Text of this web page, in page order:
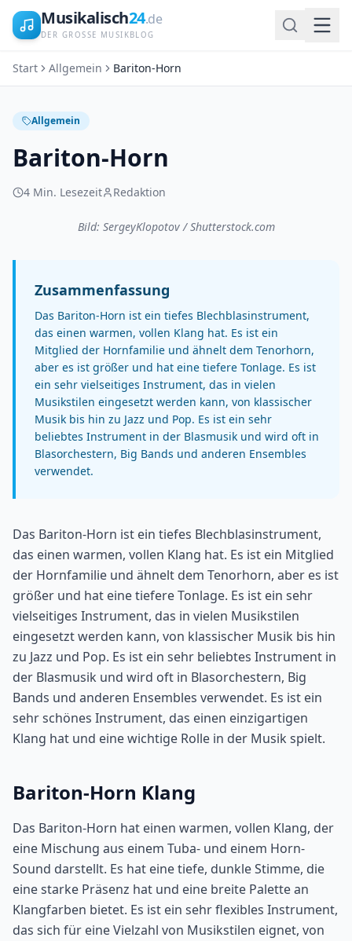
Musikalisch24.de
DER GROSSE MUSIKBLOG
Start Allgemein Bariton-Horn
Allgemein
Bariton-Horn
4 Min. Lesezeit Redaktion
Bild: SergeyKlopotov / Shutterstock.com
Zusammenfassung
Das Bariton-Horn ist ein tiefes Blechblasinstrument,
das einen warmen, vollen Klang hat. Es ist ein
Mitglied der Hornfamilie und ähnelt dem Tenorhorn,
aber es ist größer und hat eine tiefere Tonlage. Es ist
ein sehr vielseitiges Instrument, das in vielen
Musikstilen eingesetzt werden kann, von klassischer
Musik bis hin zu Jazz und Pop. Es ist ein sehr
beliebtes Instrument in der Blasmusik und wird oft in
Blasorchestern, Big Bands und anderen Ensembles
verwendet.
Das Bariton-Horn ist ein tiefes Blechblasinstrument,
das einen warmen, vollen Klang hat. Es ist ein Mitglied
der Hornfamilie und ähnelt dem Tenorhorn, aber es ist
größer und hat eine tiefere Tonlage. Es ist ein sehr
vielseitiges Instrument, das in vielen Musikstilen
eingesetzt werden kann, von klassischer Musik bis hin
zu Jazz und Pop. Es ist ein sehr beliebtes Instrument in
der Blasmusik und wird oft in Blasorchestern, Big
Bands und anderen Ensembles verwendet. Es ist ein
sehr schönes Instrument, das einen einzigartigen
Klang hat und eine wichtige Rolle in der Musik spielt.
Bariton-Horn Klang
Das Bariton-Horn hat einen warmen, vollen Klang, der
eine Mischung aus einem Tuba- und einem Horn-
Sound darstellt. Es hat eine tiefe, dunkle Stimme, die
eine starke Präsenz hat und eine breite Palette an
Klangfarben bietet. Es ist ein sehr flexibles Instrument,
das sich für eine Vielzahl von Musikstilen eignet, von